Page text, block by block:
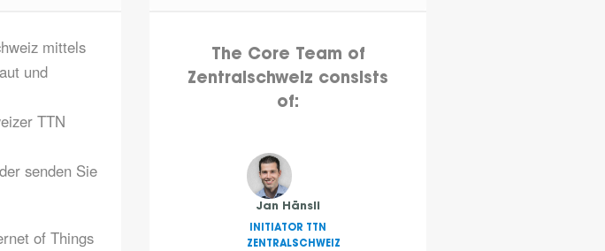
mittels
und
TTN
senden Sie
of Things
The Core Team of
Zentralschweiz consists
of:
Jan Hänsli
INITIATOR TTN
ZENTRALSCHWEIZ